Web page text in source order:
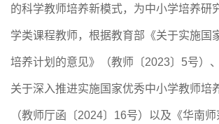
的科学教师培养新模式，为中小学培养研
学类课程教师，根据教育部《关于实施国
培养计划的意见》（教师〔2023〕5号）
关于深入推进实施国家优秀中小学教师培
（教师厅函〔2024〕16号）以及《华南师